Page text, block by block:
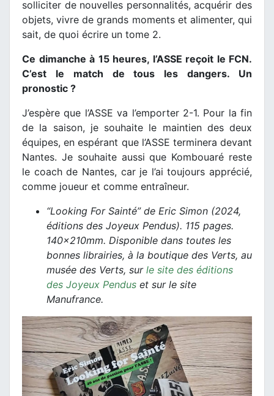
solliciter de nouvelles personnalités, acquérir des
objets, vivre de grands moments et alimenter, qui
sait, de quoi écrire un tome 2.
Ce dimanche à 15 heures, l’ASSE reçoit le FCN.
C’est le match de tous les dangers. Un
pronostic ?
J’espère que l’ASSE va l’emporter 2-1. Pour la fin
de la saison, je souhaite le maintien des deux
équipes, en espérant que l’ASSE terminera devant
Nantes. Je souhaite aussi que Kombouaré reste
le coach de Nantes, car je l’ai toujours apprécié,
comme joueur et comme entraîneur.
“Looking For Sainté” de Eric Simon (2024,
éditions des Joyeux Pendus). 115 pages.
140x210mm. Disponible dans toutes les
bonnes librairies, à la boutique des Verts, au
musée des Verts, sur le site des éditions
des Joyeux Pendus et sur le site
Manufrance.